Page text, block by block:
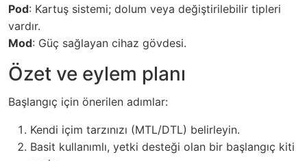
Pod: Kartuş sistemi; dolum veya değiştirilebilir tipleri
vardır.
Mod: Güç sağlayan cihaz gövdesi.
Özet ve eylem planı
Başlangıç için önerilen adımlar:
Kendi içim tarzınızı (MTL/DTL) belirleyin.
Basit kullanımlı, yetki desteği olan bir başlangıç kiti